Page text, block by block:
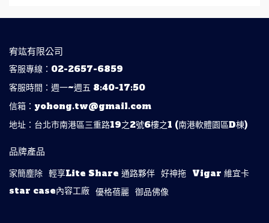
宥竑有限公司
客服專線：02-2657-6859
客服時間：週一~週五 8:40-17:50
信箱：yohong.tw@gmail.com
地址：台北市南港區三重路19之2號6樓之1 (南港軟體園區D棟)
品牌產品
家簡塵除 輕享Lite Share 通路夥伴 好神拖 Vigar 維宜卡
star case內容工廠 優格蓓麗 御品佛像